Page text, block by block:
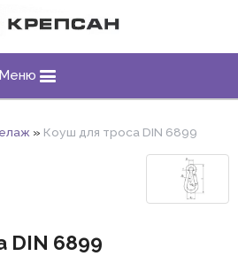
Меню
» Коуш для троса DIN 6899
DIN 6899